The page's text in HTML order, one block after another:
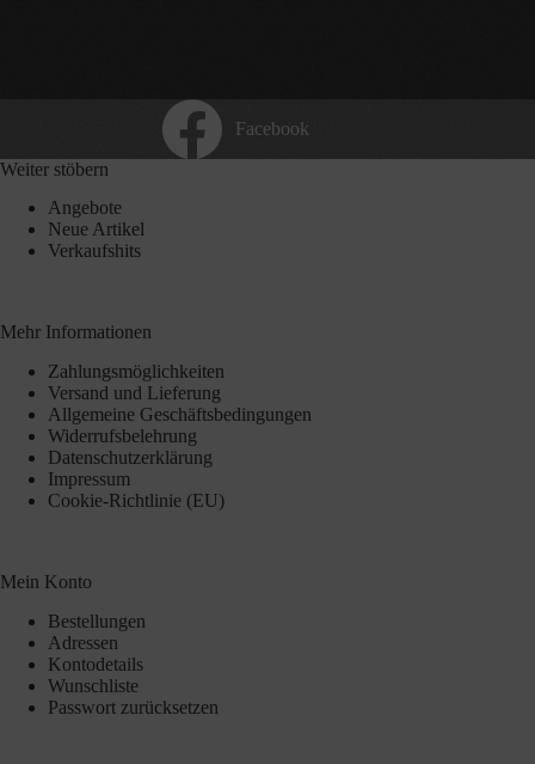
Facebook
Weiter stöbern
Angebote
Neue Artikel
Verkaufshits
Mehr Informationen
Zahlungsmöglichkeiten
Versand und Lieferung
Allgemeine Geschäftsbedingungen
Widerrufsbelehrung
Datenschutzerklärung
Impressum
Cookie-Richtlinie (EU)
Mein Konto
Bestellungen
Adressen
Kontodetails
Wunschliste
Passwort zurücksetzen